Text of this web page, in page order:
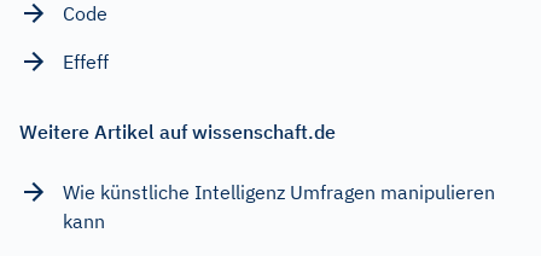
Code
Effeff
Weitere Artikel auf wissenschaft.de
Wie künstliche Intelligenz Umfragen manipulieren
kann